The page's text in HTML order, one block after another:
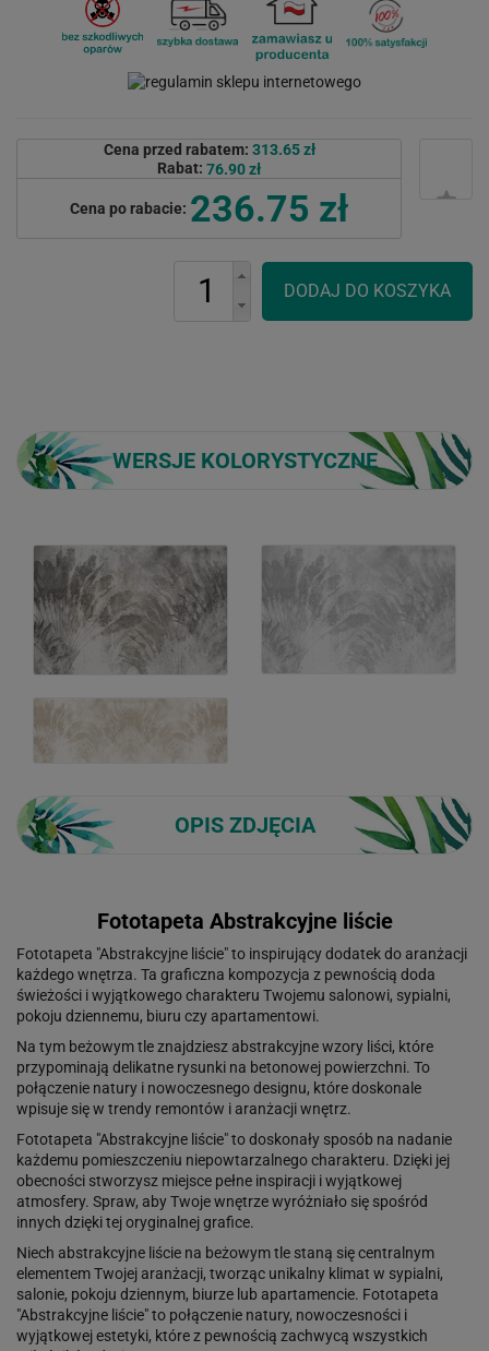
Cena przed rabatem: 313.65 zł
Rabat: 76.90 zł
Cena po rabacie: 236.75 zł
WERSJE KOLORYSTYCZNE
OPIS ZDJĘCIA
Fototapeta Abstrakcyjne liście
Fototapeta "Abstrakcyjne liście" to inspirujący dodatek do aranżacji
każdego wnętrza. Ta graficzna kompozycja z pewnością doda
świeżości i wyjątkowego charakteru Twojemu salonowi, sypialni,
pokoju dziennemu, biuru czy apartamentowi.
Na tym beżowym tle znajdziesz abstrakcyjne wzory liści, które
przypominają delikatne rysunki na betonowej powierzchni. To
połączenie natury i nowoczesnego designu, które doskonale
wpisuje się w trendy remontów i aranżacji wnętrz.
Fototapeta "Abstrakcyjne liście" to doskonały sposób na nadanie
każdemu pomieszczeniu niepowtarzalnego charakteru. Dzięki jej
obecności stworzysz miejsce pełne inspiracji i wyjątkowej
atmosfery. Spraw, aby Twoje wnętrze wyróżniało się spośród
innych dzięki tej oryginalnej grafice.
Niech abstrakcyjne liście na beżowym tle staną się centralnym
elementem Twojej aranżacji, tworząc unikalny klimat w sypialni,
salonie, pokoju dziennym, biurze lub apartamencie. Fototapeta
"Abstrakcyjne liście" to połączenie natury, nowoczesności i
wyjątkowej estetyki, które z pewnością zachwycą wszystkich